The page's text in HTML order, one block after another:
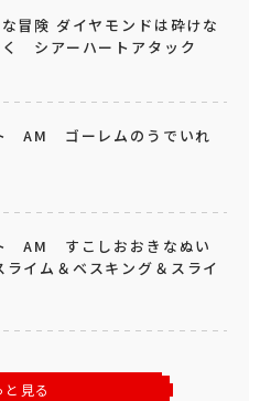
冒険 ダイヤモンドは砕けな
シアーハートアタック
AM ゴーレムのうでいれ
AM すこしおおきなぬい
イム＆ベスキング＆スライ
と見る